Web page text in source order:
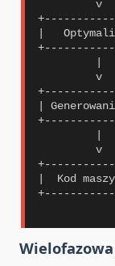
         v
|
         v
|
         v
|  Kod